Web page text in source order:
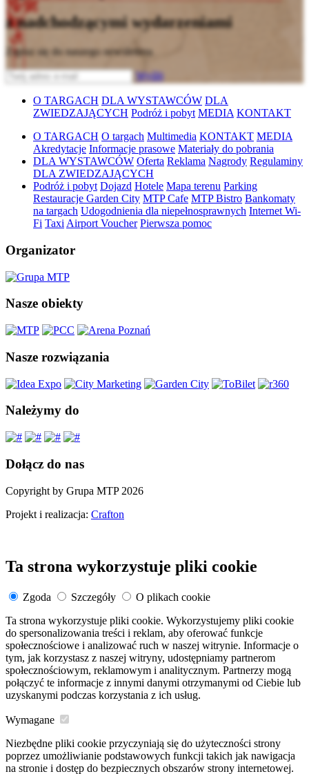
z nadchodzącymi wydarzeniami
Zapisz się do naszego newslettera
Wyślij
O TARGACH DLA WYSTAWCÓW DLA
ZWIEDZAJĄCYCH Podróż i pobyt MEDIA KONTAKT
O TARGACH O targach Multimedia KONTAKT MEDIA
Akredytacje Informacje prasowe Materiały do pobrania
DLA WYSTAWCÓW Oferta Reklama Nagrody Regulaminy
DLA ZWIEDZAJĄCYCH
Podróż i pobyt Dojazd Hotele Mapa terenu Parking
Restauracje Garden City MTP Cafe MTP Bistro Bankomaty
na targach Udogodnienia dla niepełnosprawnych Internet Wi-
Fi Taxi Airport Voucher Pierwsza pomoc
Organizator
Nasze obiekty
Nasze rozwiązania
Należymy do
Dołącz do nas
Copyright by Grupa MTP 2026
Projekt i realizacja: Crafton
Ta strona wykorzystuje pliki cookie
Zgoda Szczegóły
O plikach cookie
Ta strona wykorzystuje pliki cookie. Wykorzystujemy pliki cookie
do spersonalizowania treści i reklam, aby oferować funkcje
społecznościowe i analizować ruch w naszej witrynie. Informacje o
tym, jak korzystasz z naszej witryny, udostępniamy partnerom
społecznościowym, reklamowym i analitycznym. Partnerzy mogą
połączyć te informacje z innymi danymi otrzymanymi od Ciebie lub
uzyskanymi podczas korzystania z ich usług.
Wymagane
Niezbędne pliki cookie przyczyniają się do użyteczności strony
poprzez umożliwianie podstawowych funkcji takich jak nawigacja
na stronie i dostęp do bezpiecznych obszarów strony internetowej.